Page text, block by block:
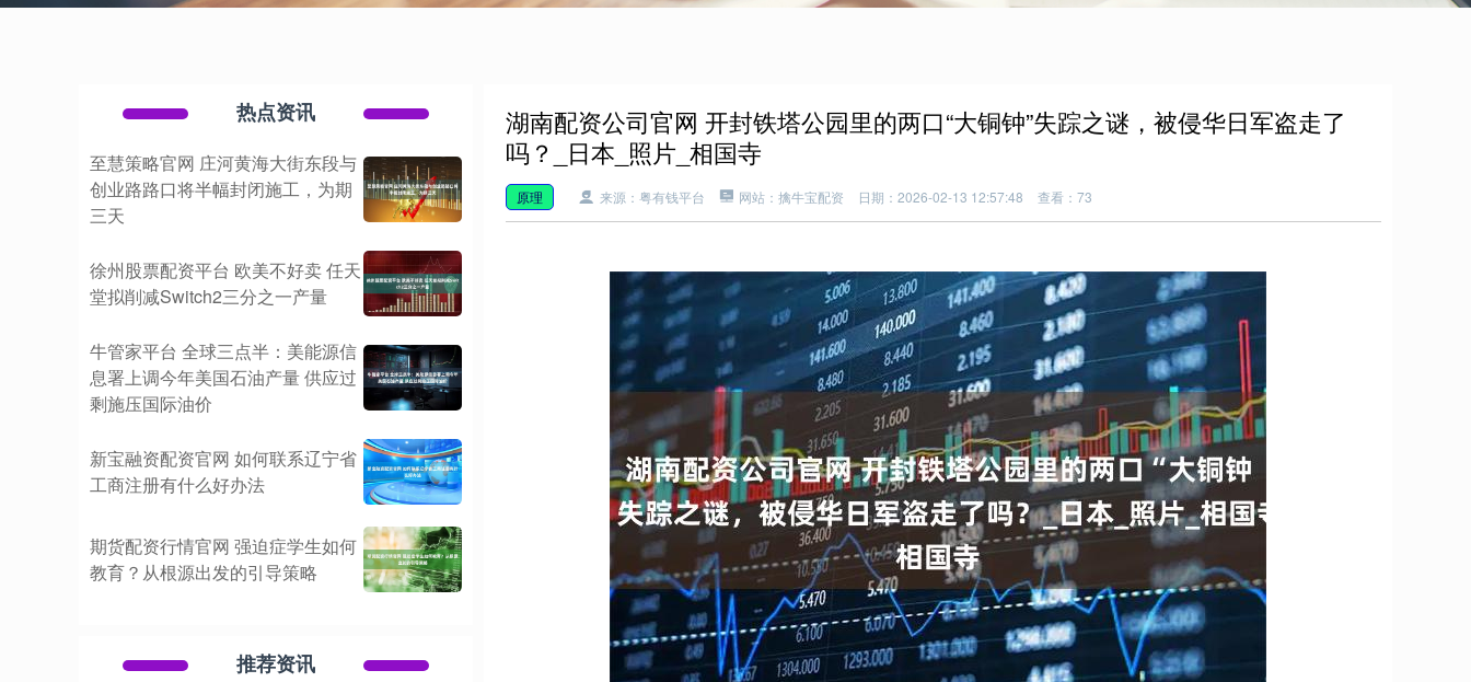
湖南配资公司官网 开封铁塔公园里的两口“大铜钟”失踪之谜，被侵华日军盗走了
吗？_日本_照片_相国寺
原理 来源：粤有钱平台 网站：擒牛宝配资 日期：2026-02-13 12:57:48 查看：73
热点资讯
至慧策略官网 庄河黄海大街东段与
创业路路口将半幅封闭施工，为期
三天
徐州股票配资平台 欧美不好卖 任天
堂拟削减Switch2三分之一产量
牛管家平台 全球三点半：美能源信
息署上调今年美国石油产量 供应过
剩施压国际油价
新宝融资配资官网 如何联系辽宁省
工商注册有什么好办法
期货配资行情官网 强迫症学生如何
教育？从根源出发的引导策略
推荐资讯